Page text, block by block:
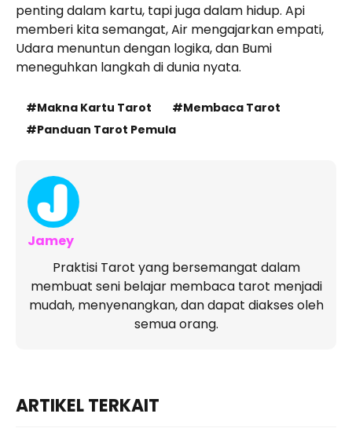
penting dalam kartu, tapi juga dalam hidup. Api
memberi kita semangat, Air mengajarkan empati,
Udara menuntun dengan logika, dan Bumi
meneguhkan langkah di dunia nyata.
Makna Kartu Tarot
Membaca Tarot
Panduan Tarot Pemula
Jamey
Praktisi Tarot yang bersemangat dalam
membuat seni belajar membaca tarot menjadi
mudah, menyenangkan, dan dapat diakses oleh
semua orang.
ARTIKEL TERKAIT